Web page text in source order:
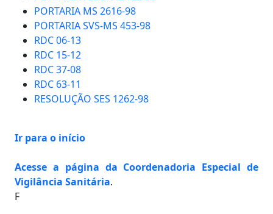
PORTARIA MS 2616-98
PORTARIA SVS-MS 453-98
RDC 06-13
RDC 15-12
RDC 37-08
RDC 63-11
RESOLUÇÃO SES 1262-98
Ir para o início
Acesse a página da Coordenadoria Especial de
Vigilância Sanitária.
F